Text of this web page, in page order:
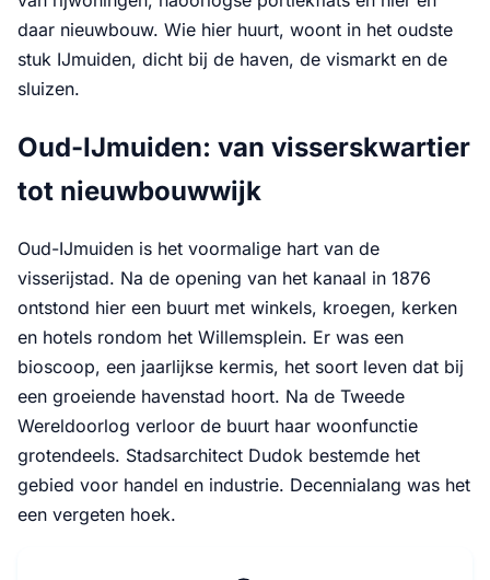
daar nieuwbouw. Wie hier huurt, woont in het oudste
stuk IJmuiden, dicht bij de haven, de vismarkt en de
sluizen.
Oud-IJmuiden: van visserskwartier
tot nieuwbouwwijk
Oud-IJmuiden is het voormalige hart van de
visserijstad. Na de opening van het kanaal in 1876
ontstond hier een buurt met winkels, kroegen, kerken
en hotels rondom het Willemsplein. Er was een
bioscoop, een jaarlijkse kermis, het soort leven dat bij
een groeiende havenstad hoort. Na de Tweede
Wereldoorlog verloor de buurt haar woonfunctie
grotendeels. Stadsarchitect Dudok bestemde het
gebied voor handel en industrie. Decennialang was het
een vergeten hoek.